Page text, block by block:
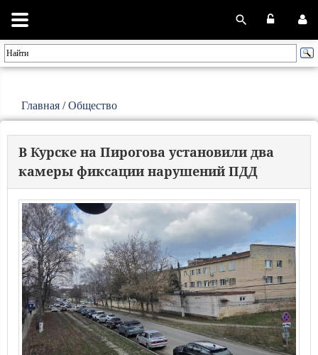
Главная /Общество
В Курске на Пирогова установили два
камеры фиксации нарушений ПДД